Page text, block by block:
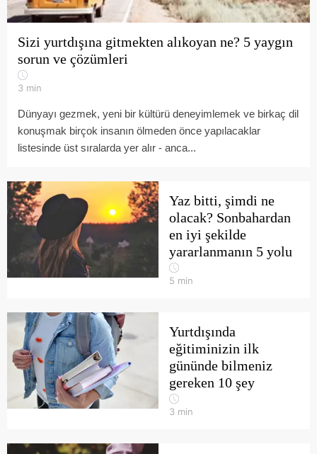
Sizi yurtdışına gitmekten alıkoyan ne? 5 yaygın
sorun ve çözümleri
3 min
Dünyayı gezmek, yeni bir kültürü deneyimlemek ve birkaç dil
konuşmak birçok insanın ölmeden önce yapılacaklar
listesinde üst sıralarda yer alır - anca...
Yaz bitti, şimdi ne
olacak? Sonbahardan
en iyi şekilde
yararlanmanın 5 yolu
5 min
Yurtdışında
eğitiminizin ilk
gününde bilmeniz
gereken 10 şey
3 min